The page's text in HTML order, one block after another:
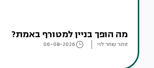
מה הופך בניין למטורף באמת?
זוהר שחר לוי 06-08-2026